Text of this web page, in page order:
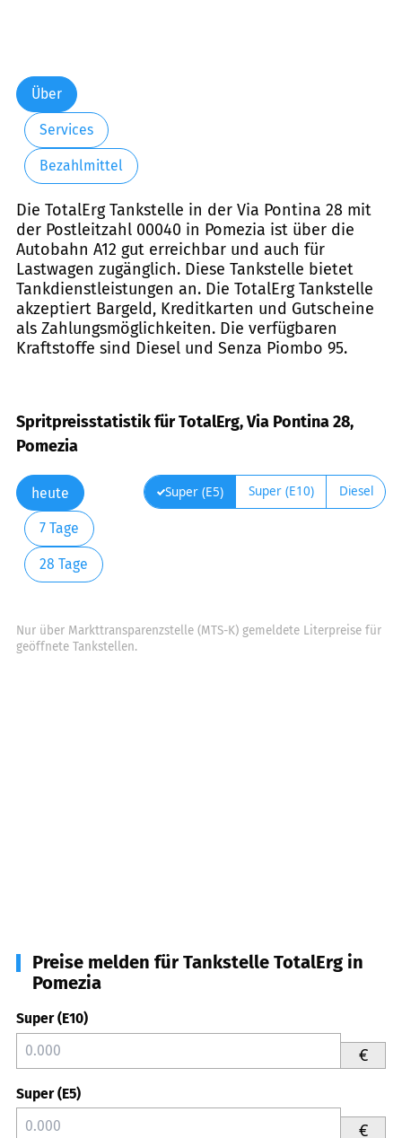
Über
Services
Bezahlmittel
Die TotalErg Tankstelle in der Via Pontina 28 mit
der Postleitzahl 00040 in Pomezia ist über die
Autobahn A12 gut erreichbar und auch für
Lastwagen zugänglich. Diese Tankstelle bietet
Tankdienstleistungen an. Die TotalErg Tankstelle
akzeptiert Bargeld, Kreditkarten und Gutscheine
als Zahlungsmöglichkeiten. Die verfügbaren
Kraftstoffe sind Diesel und Senza Piombo 95.
Spritpreisstatistik für TotalErg, Via Pontina 28,
Pomezia
heute
7 Tage
28 Tage
Super (E5) Super (E10) Diesel
Nur über Markttransparenzstelle (MTS-K) gemeldete Literpreise für
geöffnete Tankstellen.
Preise melden für Tankstelle TotalErg in
Pomezia
Super (E10)
€
Super (E5)
€